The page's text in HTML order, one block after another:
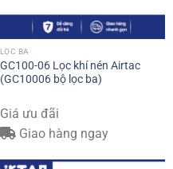
LỌC BA
GC100-06 Lọc khí nén Airtac
(GC10006 bộ lọc ba)
Giá ưu đãi
Giao hàng ngay